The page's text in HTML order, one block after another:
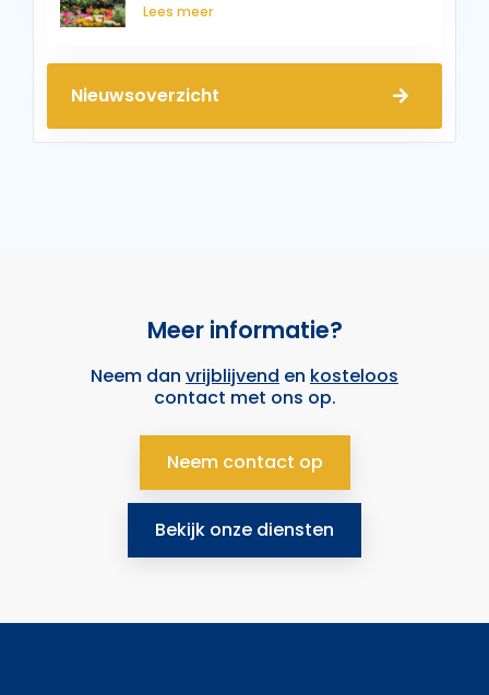
Lees meer
Nieuwsoverzicht
Meer informatie?
Neem dan vrijblijvend en kosteloos
contact met ons op.
Neem contact op
Bekijk onze diensten